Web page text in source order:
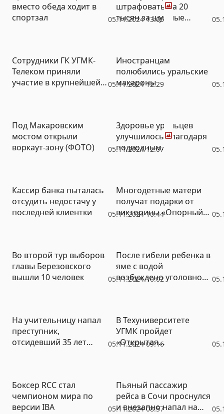
05.11.2024 13:05
вместо обеда ходит в
спортзал
штрафовать на 20
тысяч за шумные
05.11.2024 12:29
Сотрудники ГК УГМК-
Телеком приняли
участие в крупнейшей
Иностранцам
полюбились уральские
макароны
05.11.2024 12:07
Под Макаровским
мостом открыли
воркаут-зону (ФОТО)
Фото
Здоровье уральцев
улучшилось благодаря
подводным
05.11.2024 10:44
Кассир банка пыталась
отсудить недостачу у
последней клиентки
Многодетные матери
получат подарки от
викторины «Опорный
05.11.2024 10:02
Во второй тур выборов
главы Березовского
вышли 10 человек
После гибели ребенка в
яме с водой
возбуждено уголовное
05.11.2024 09:16
На учительницу напал
преступник,
отсидевший 35 лет
В Техуниверситете
УГМК пройдет
«Открытая
05.11.2024 08:57
Боксер RCC стал
чемпионом мира по
версии IBA
Пьяный пассажир
рейса в Сочи проснулся
и внезапно напал на